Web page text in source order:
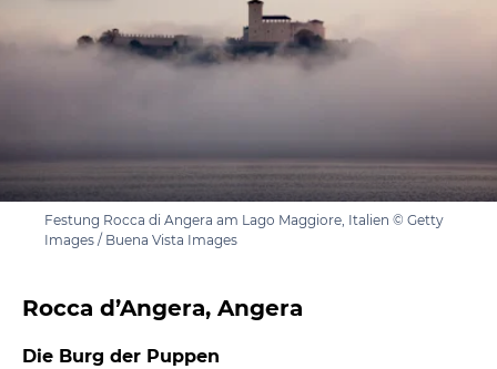
Festung Rocca di Angera am Lago Maggiore, Italien © Getty
Images / Buena Vista Images
Rocca d’Angera, Angera
Die Burg der Puppen